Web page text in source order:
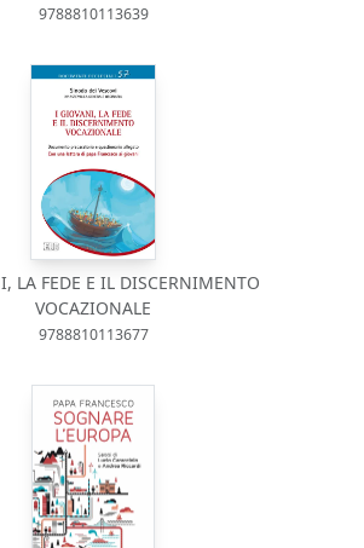
9788810113639
LA FEDE E IL DISCERNIMENTO
VOCAZIONALE
9788810113677